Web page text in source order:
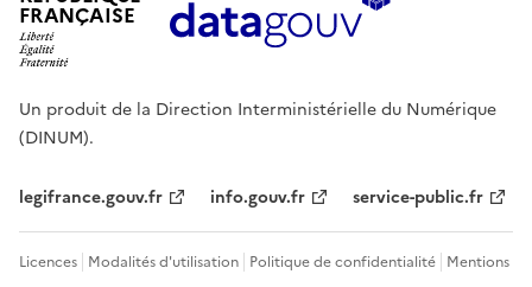
FRANÇAISE
Un produit de la Direction Interministérielle du Numérique
(DINUM).
legifrance.gouv.fr info.gouv.fr service-public.fr
Licences Modalités d'utilisation Politique de confidentialité Mentions